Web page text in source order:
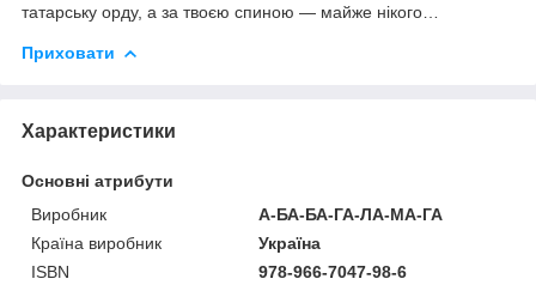
татарську орду, а за твоєю спиною — майже нікого…
Приховати
Характеристики
Основні атрибути
Виробник
А-БА-БА-ГА-ЛА-МА-ГА
Країна виробник
Україна
ISBN
978-966-7047-98-6